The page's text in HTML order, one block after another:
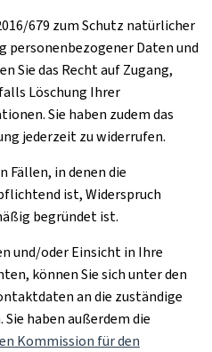
679 zum Schutz natürlicher
personenbezogener Daten und
Sie das Recht auf Zugang,
Löschung Ihrer
Sie haben zudem das
jederzeit zu widerrufen.
Fällen, in denen die
ist, Widerspruch
begründet ist.
und/oder Einsicht in Ihre
können Sie sich unter den
an die zuständige
haben außerdem die
Kommission für den